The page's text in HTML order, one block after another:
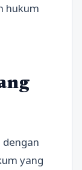
hukum
dengan
yang